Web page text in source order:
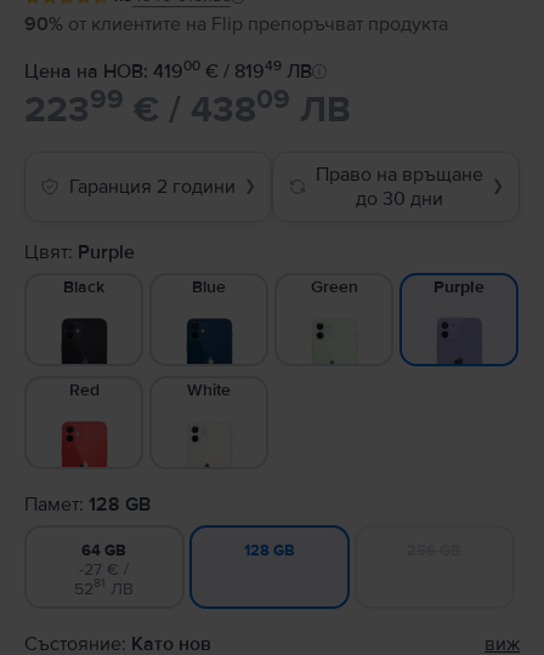
90% от клиентите на Flip препоръчват продукта
Цена на НОВ: 41900 € / 81949 ЛВ
22399 € / 43809 ЛВ
Гаранция 2 години ❯
Право на връщане
до 30 дни
❯
Цвят: Purple
Black Blue Green Purple
Red White
Памет: 128 GB
64 GB
-27 € /
5281 ЛВ
128 GB
Състояние: Като нов виж